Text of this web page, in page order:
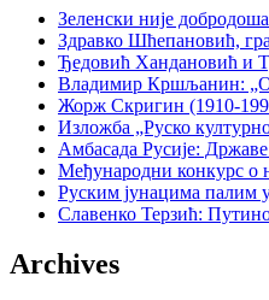
Зеленски није
Здравко Шћепановић,
Ђедовић Хандановић и
Владимир Кршљанин:
Жорж Скригин (1910-
Изложба „Руско
Амбасада Русије:
Међународни конкурс о
Руским јунацима палим
Славенко Терзић:
Archives